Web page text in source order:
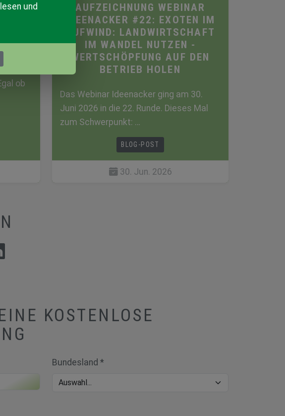
und
22:
ob
AUFZEICHNUNG WEBINAR
IDEENACKER #22: EXOTEN IM
AUFWIND: LANDWIRTSCHAFT
IM WANDEL NUTZEN -
WERTSCHÖPFUNG AUF DEN
BETRIEB HOLEN
Das Webinar Ideenacker ging am 30.
Juni 2026 in die 22. Runde. Dieses Mal
zum Schwerpunkt: …
BLOG-POST
30. Jun. 2026
KOSTENLOSE
Bundesland *